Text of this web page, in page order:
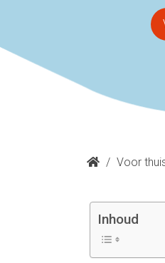
/ Voor
Inhoud